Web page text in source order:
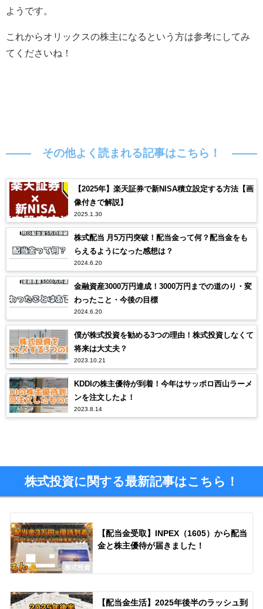
ようです。
これからオリックスの株主になるという方は参考にしてみ
てくださいね！
その他よく読まれる記事はこちら！
【2025年】楽天証券で新NISA積立設定する方法【画
像付きで解説】
2025.1.30
株式配当 月5万円突破！配当金って何？配当金をも
らえるようになった感想は？
2024.6.20
金融資産3000万円達成！3000万円までの道のり・変
わったこと・今後の目標
2024.6.20
僕が株式投資を勧める3つの理由！株式投資しなくて
将来は大丈夫？
2023.10.21
KDDIの株主優待が到着！今年はサッポロ西山ラーメ
ンを注文したよ！
2023.8.14
株式投資に関する最新記事はこちら！
株式投資
【配当金受取】INPEX（1605）から配当
金と株主優待が届きました！
【配当金生活】2025年後半のラッシュ到